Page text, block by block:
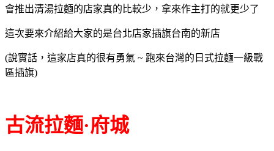
會推出清湯拉麵的店家真的比較少，拿來作主打的就更少了
這次要來介紹給大家的是台北店家插旗台南的新店
(說實話，這家店真的很有勇氣 ~ 跑來台灣的日式拉麵一級戰
區插旗)
古流拉麵·府城